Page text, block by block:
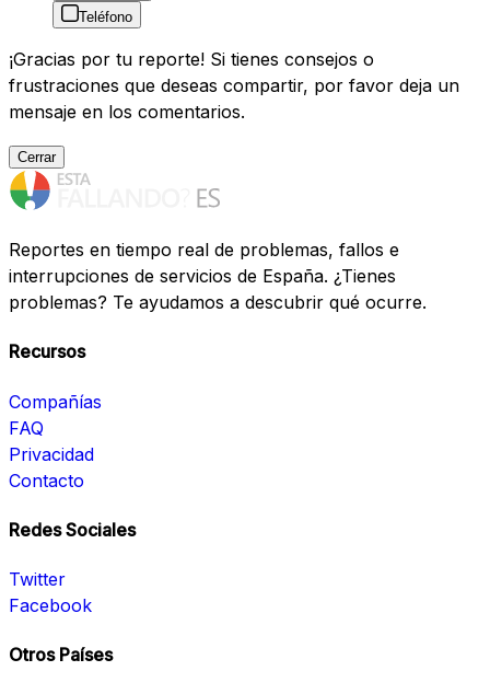
Teléfono
¡Gracias por tu reporte! Si tienes consejos o
frustraciones que deseas compartir, por favor deja un
mensaje en los comentarios.
Cerrar
Reportes en tiempo real de problemas, fallos e
interrupciones de servicios de España. ¿Tienes
problemas? Te ayudamos a descubrir qué ocurre.
Recursos
Compañías
FAQ
Privacidad
Contacto
Redes Sociales
Twitter
Facebook
Otros Países